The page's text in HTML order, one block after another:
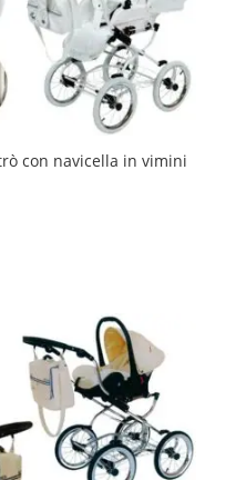
con navicella in vimini